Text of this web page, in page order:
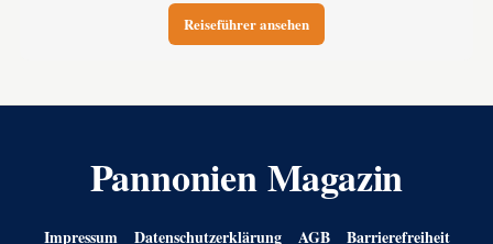
Reiseführer ansehen
Pannonien Magazin
Impressum Datenschutzerklärung AGB Barrierefreiheit